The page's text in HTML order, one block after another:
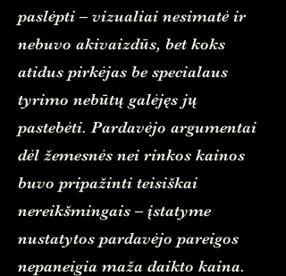
paslėpti – vizualiai nesimatė ir
nebuvo akivaizdūs, bet koks
atidus pirkėjas be specialaus
tyrimo nebūtų galėjęs jų
pastebėti. Pardavėjo argumentai
dėl žemesnės nei rinkos kainos
buvo pripažinti teisiškai
nereikšmingais – įstatyme
nustatytos pardavėjo pareigos
nepaneigia maža daikto kaina.